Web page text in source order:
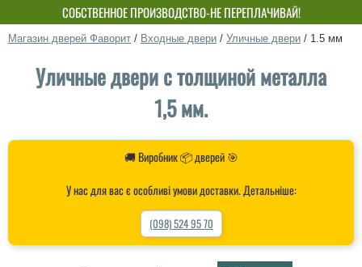
СОБСТВЕННОЕ ПРОИЗВОДСТВО-НЕ ПЕРЕПЛАЧИВАЙ!
Магазин дверей Фаворит / Входные двери / Уличные двери / 1.5 мм
Уличные двери с толщиной металла
1,5 мм.
🚚 Виробник 📦 дверей 🎯
У нас для вас є особливі умови доставки. Детальніше:
(098) 524 95 70